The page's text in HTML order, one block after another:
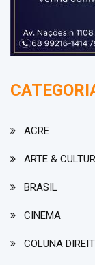
ACRE
ARTE &
BRASIL
CINEMA
COLUNA